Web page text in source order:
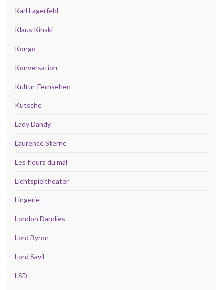
Karl Lagerfeld
Klaus Kinski
Kongo
Konversation
Kultur-Fernsehen
Kutsche
Lady Dandy
Laurence Sterne
Les fleurs du mal
Lichtspieltheater
Lingerie
London Dandies
Lord Byron
Lord Savil
LSD